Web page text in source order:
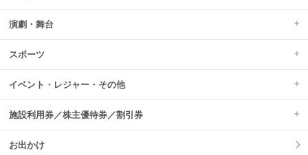
演劇・舞台
スポーツ
イベント・レジャー・その他
施設利用券／株主優待券／割引券
お出かけ